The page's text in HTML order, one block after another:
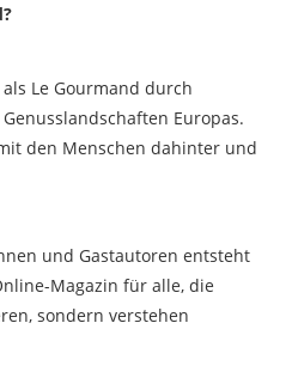
Le Gourmand durch
Europas.
den Menschen dahinter und
und Gastautoren entsteht
Magazin für alle, die
sondern verstehen